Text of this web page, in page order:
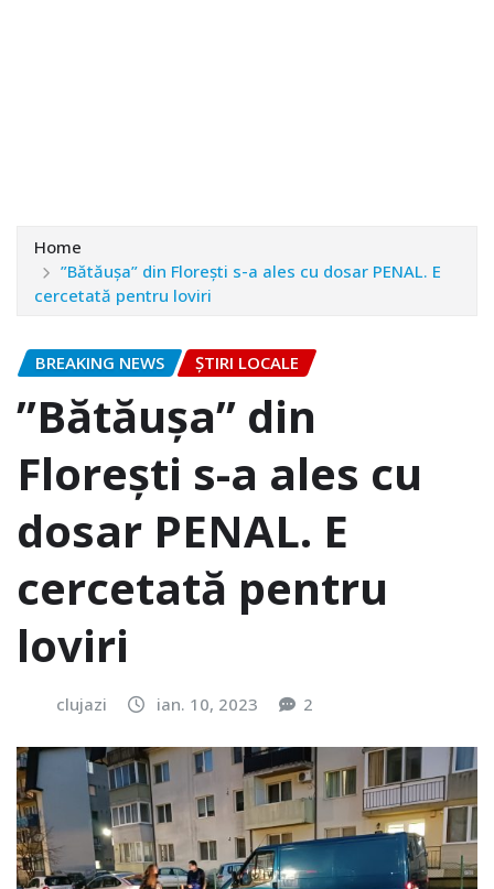
Home
”Bătăușa” din Florești s-a ales cu dosar PENAL. E
cercetată pentru loviri
BREAKING NEWS ȘTIRI LOCALE
”Bătăușa” din
Florești s-a ales cu
dosar PENAL. E
cercetată pentru
loviri
clujazi ian. 10, 2023 2